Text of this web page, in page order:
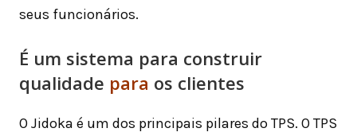
seus funcionários.
É um sistema para construir
qualidade para os clientes
O Jidoka é um dos principais pilares do TPS. O TPS